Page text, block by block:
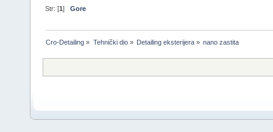
Str: [1]Gore
Cro-Detailing » Tehnički dio» Detailing eksterijera» nano zastita